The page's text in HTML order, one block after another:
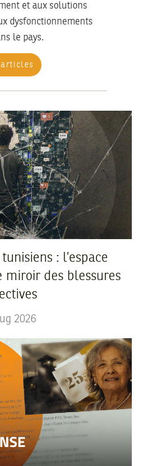
et aux solutions
dysfonctionnements
le pays.
articles
: l’espace
miroir des blessures
2026